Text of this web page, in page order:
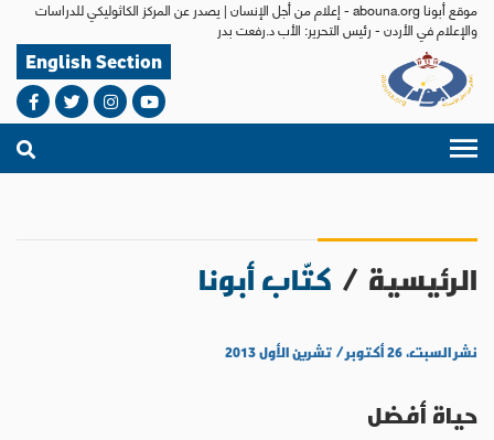
موقع أبونا abouna.org - إعلام من أجل الإنسان | يصدر عن المركز الكاثوليكي للدراسات
والإعلام في الأردن - رئيس التحرير: الأب د.رفعت بدر
English Section
الرئيسية / كتّاب أبونا
نشر السبت، ٢٦ أكتوبر / تشرين الأول ٢٠١٣
حياة أفضل